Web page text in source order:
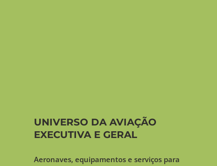
UNIVERSO DA AVIAÇÃ O
EXECUTIVA E GERAL
Aeronaves, equipamentos e serviços para